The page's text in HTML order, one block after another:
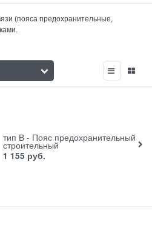
(пояса предохранительные,
тип В - Пояс предохранительный
строительный
1 155 руб.